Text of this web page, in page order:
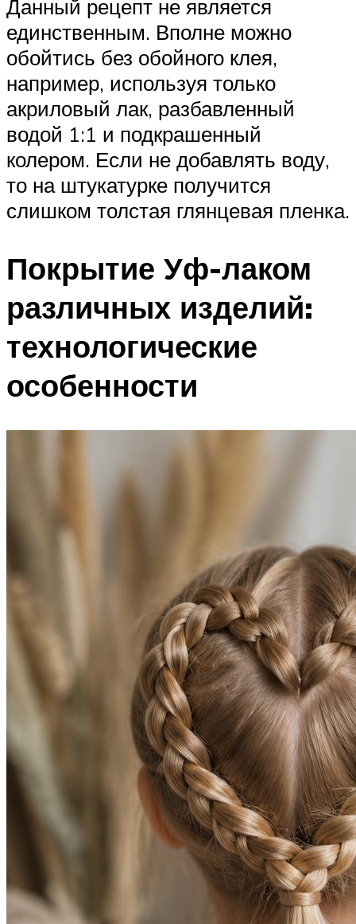
Данный рецепт не является
единственным. Вполне можно
обойтись без обойного клея,
например, используя только
акриловый лак, разбавленный
водой 1:1 и подкрашенный
колером. Если не добавлять воду,
то на штукатурке получится
слишком толстая глянцевая пленка.
Покрытие Уф-лаком
различных изделий:
технологические
особенности